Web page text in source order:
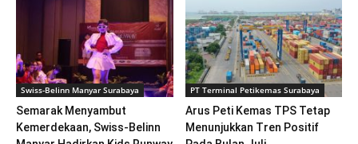
Swiss-Belinn Manyar Surabaya
Semarak Menyambut
Kemerdekaan, Swiss-Belinn
PT Terminal Petikemas Surabaya
Arus Peti Kemas TPS Tetap
Menunjukkan Tren Positif